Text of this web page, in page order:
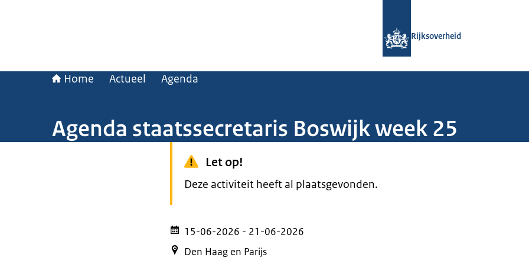
Rijksoverheid
Home Actueel Agenda
Agenda staatssecretaris Boswijk week 25
Let op!
Deze activiteit heeft al plaatsgevonden.
15-06-2026 - 21-06-2026
Den Haag en Parijs